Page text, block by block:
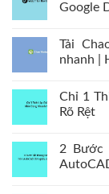
Google
Tải
nhanh |
Chỉ 1
Rõ Rệt
2 Bước